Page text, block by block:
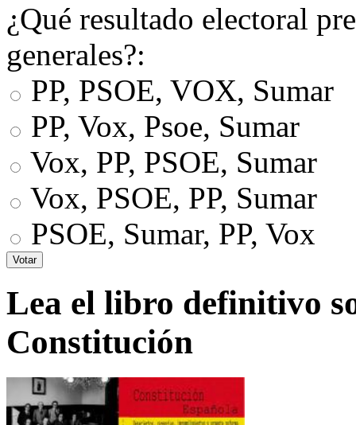
¿Qué resultado electoral
generales?:
PP, PSOE, VOX, Sumar
PP, Vox, Psoe, Sumar
Vox, PP, PSOE, Sumar
Vox, PSOE, PP, Sumar
PSOE, Sumar, PP, Vox
Lea el libro definitivo
Constitución